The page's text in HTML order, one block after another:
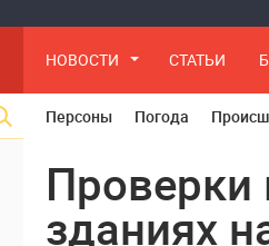
НОВОСТИ СТАТЬИ
Персоны Погода
зданиях